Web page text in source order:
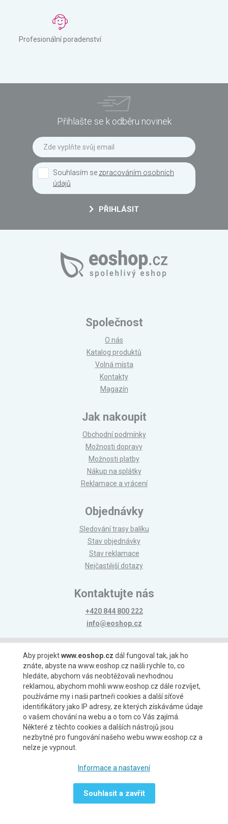
Profesionální poradenství
Přihlašte se k odběru novinek
Souhlasím se zpracováním osobních
údajů
PŘIHLÁSIT
Společnost
O nás
Katalog produktů
Volná místa
Kontakty
Magazín
Jak nakoupit
Obchodní podmínky
Možnosti dopravy
Možnosti platby
Nákup na splátky
Reklamace a vrácení
Objednávky
Sledování trasy balíku
Stav objednávky
Stav reklamace
Nejčastější dotazy
Kontaktujte nás
+420 844 800 222
info@eoshop.cz
Možnosti platby
Možnosti dopravy
Aby projektwww.eoshop.cz dál fungoval tak, jak ho
znáte, abyste na www.eoshop.cz našli rychle to, co
hledáte, abychom vás neobtěžovali nevhodnou
reklamou, abychom mohli www.eoshop.cz dále rozvíjet,
používáme my i naši partneři cookies a další síťové
identifikátory jako IP adresy, ze kterých získáváme údaje
o vašem chování na webu a o tom co Vás zajímá.
Některé z těchto cookies a dalších nástrojů jsou
nezbytné pro fungování našeho webu www.eoshop.cz a
nelze je vypnout.
Informace a nastavení
Souhlasit a zavřít